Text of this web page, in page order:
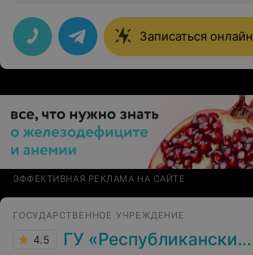
тела любовь с МФ ❤️
Записаться онлайн
ЭФФЕКТИВНАЯ РЕКЛАМА НА САЙТЕ
ГОСУДАРСТВЕННОЕ УЧРЕЖДЕНИЕ
4.5 ГУ «Республиканский научно-практический центр медицинской экспертизы и реабилитаци»